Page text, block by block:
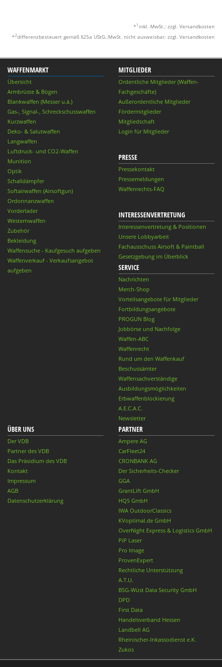
* 1 inkl. MwSt.; zzgl. Versandkosten
*2differenzbesteuert gemäß §25a UStG.;MwSt. nicht ausweisbar; zzgl. Versandkosten
WAFFENMARKT
Übersicht
Armbrüste & Bögen
Blankwaffen (Messer u.ä.)
Gas-, Signal-, Schreckschusswaffen
Kurzwaffen
Deko- & Salutwaffen
Langwaffen
Luftdruck- und CO2-Waffen
Munition
Optik
Schalldämpfer
Softairwaffen (Airsoftgun)
Ordonnanzwaffen
Vorderlader
Westernwaffen
Zubehör
Bekleidung
Waffensuche - Kaufgesuch aufgeben
Waffenverkauf - Verkaufsangebot
aufgeben
MITGLIEDER
Ordentliche Mitglieder (Waffen-
Fachgeschäfte)
Außerordentliche Mitglieder
Fördermitglieder
Mitgliedschaft
Login für Mitglieder
PRESSE
Pressekontakt
Pressemeldungen
Waffenrechts-FAQ
INTERESSENVERTRETUNG
Interessenvertretung & Positionen
Unsere Lobbyarbeit
Fachausschuss Airsoft & Paintball
Gesetzgebung im Überblick
SERVICE
Nachrichten
Merch-Shop
Vorteilsangebote für Mitglieder
Fortbildungsangebote
PROGUN Blog
Jobbörse und Nachfolge
Waffen-ABC
Waffenrecht
Rund um den Waffenkauf
Beschussämter
Waffensachverständige
Ausbildungsmöglichkeiten
Erbwaffenblockierung
A.E.C.A.C.
Newsletter
ÜBER UNS
Der VDB
Partner des VDB
Das Präsidium des VDB
Kontakt
Impressum
AGB
Datenschutzerklärung
PARTNER
Ampere AG
CarFleet24
CRONBANK AG
Der Sicherheits-Checker
GGA
GrantLift GmbH
HQS GmbH
IWA OutdoorClassics
KVoptimal.de GmbH
OverNight Express & Logistics GmbH
PiP Laser
Pro Image
ProvenExpert
Rechtliche Unterstützung
A.T.U.
BSG-Wüst Data Security GmbH
DPD
First Data
Handelsverband Hessen
Landbell AG
Rheinischer-Inkassodienst e.K.
Zukos